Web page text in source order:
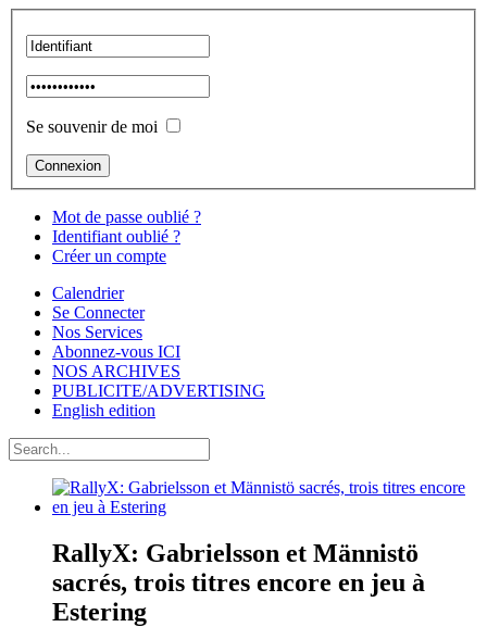
Se souvenir de moi
Mot de passe oublié ?
Identifiant oublié ?
Créer un compte
Calendrier
Se Connecter
Nos Services
Abonnez-vous ICI
NOS ARCHIVES
PUBLICITE/ADVERTISING
English edition
RallyX: Gabrielsson et Männistö
sacrés, trois titres encore en jeu à
Estering